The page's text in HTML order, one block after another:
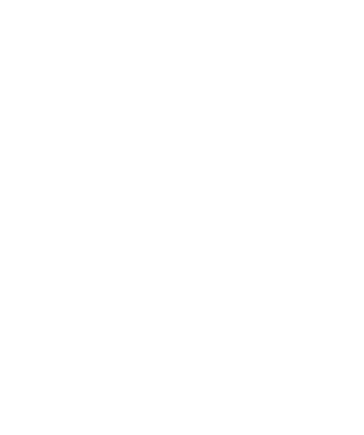
сайт
поста.
`post_id` = '"
пользователь видел (поле [new_comm])
(не помню, зачем это я сделал)